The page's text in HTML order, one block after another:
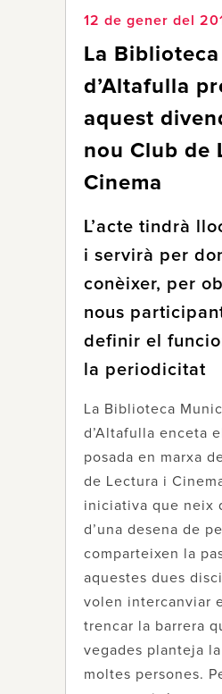
12 de gener del
La Biblioteca
d’Altafulla
aquest
nou Club de
Cinema
L’acte tindrà
i servirà per
conèixer, per
nous
definir el
la periodicitat
La Biblioteca
d’Altafulla enceta
posada en marxa
de Lectura i
iniciativa que neix
d’una desena de
comparteixen la
aquestes dues
volen intercanviar
trencar la barrera
vegades planteja
moltes persones.